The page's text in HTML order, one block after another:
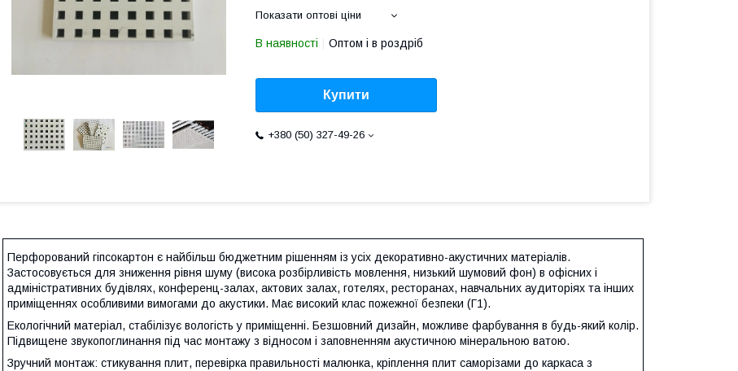
Показати оптові ціни
В наявності Оптом і в роздріб
Купити
+380 (50) 327-49-26
Перфорований гіпсокартон є найбільш бюджетним рішенням із усіх декоративно-акустичних матеріалів.
Застосовується для зниження рівня шуму (висока розбірливість мовлення, низький шумовий фон) в офісних і
адміністративних будівлях, конференц-залах, актових залах, готелях, ресторанах, навчальних аудиторіях та інших
приміщеннях особливими вимогами до акустики. Має високий клас пожежної безпеки (Г1).
Екологічний матеріал, стабілізує вологість у приміщенні. Безшовний дизайн, можливе фарбування в будь-який колір.
Підвищене звукопоглинання під час монтажу з відносом і заповненням акустичною мінеральною ватою.
Зручний монтаж: стикування плит, перевірка правильності малюнка, кріплення плит саморізами до каркаса з